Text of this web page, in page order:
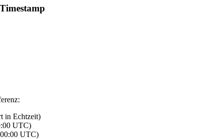
in Echtzeit)
UTC)
UTC)